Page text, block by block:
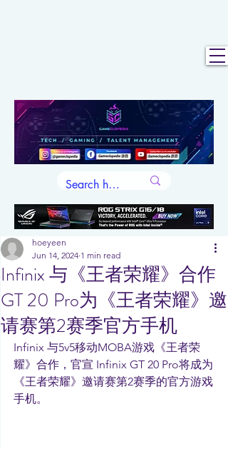
Infinix 与《王者荣耀》合作
GT 20 Pro为《王者荣耀》邀
请赛第2赛季官方手机
hoeyeen
Jun 14, 2024 1 min read
Infinix 与5v5移动MOBA游戏《王者荣
耀》合作，官宣 Infinix GT 20 Pro将成为
《王者荣耀》邀请赛第2赛季的官方游戏
手机。